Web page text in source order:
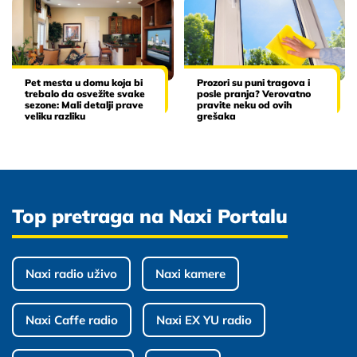
Pet mesta u domu koja bi
trebalo da osvežite svake
sezone: Mali detalji prave
veliku razliku
Prozori su puni tragova i
posle pranja? Verovatno
pravite neku od ovih
grešaka
Top pretraga na Naxi Portalu
Naxi radio uživo Naxi kamere
Naxi Caffe radio Naxi EX YU radio